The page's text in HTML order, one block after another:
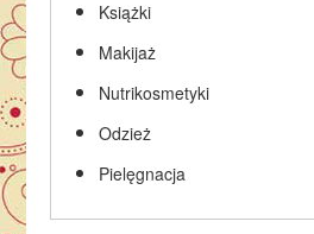
Książki
Makijaż
Nutrikosmetyki
Odzież
Pielęgnacja